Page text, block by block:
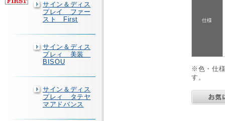
サイン＆ディス
プレイ ファー
スト First
サイン＆ディス
プレィ 美装
BISOU
サイン＆ディス
プレィ タテヤ
マアドバンス
仕様
※色・仕
す。